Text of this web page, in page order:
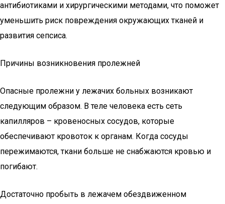
антибиотиками и хирургическими методами, что поможет
уменьшить риск повреждения окружающих тканей и
развития сепсиса.
Причины возникновения пролежней
Опасные пролежни у лежачих больных возникают
следующим образом. В теле человека есть сеть
капилляров – кровеносных сосудов, которые
обеспечивают кровоток к органам. Когда сосуды
пережимаются, ткани больше не снабжаются кровью и
погибают.
Достаточно пробыть в лежачем обездвиженном